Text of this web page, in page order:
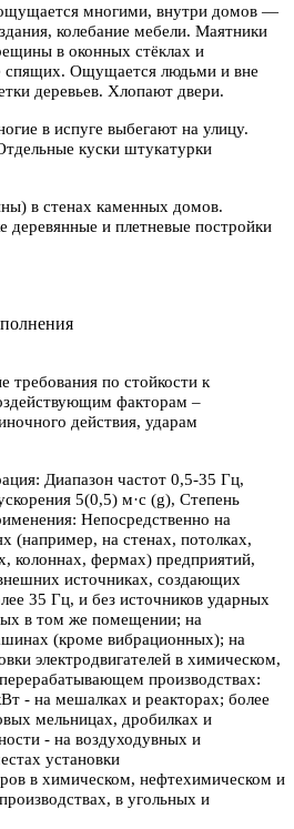
многими, внутри домов —
колебание мебели. Маятники
в оконных стёклах и
спящих. Ощущается людьми и вне
деревьев. Хлопают двери.
в испуге выбегают на улицу.
куски штукатурки
в стенах каменных домов.
деревянные и плетневые постройки
требования по стойкости к
факторам –
действия, ударам
Диапазон частот 0,5-35 Гц,
5(0,5) м·с (g), Степень
Непосредственно на
(например, на стенах, потолках,
колоннах, фермах) предприятий,
источниках, создающих
35 Гц, и без источников ударных
в том же помещении; на
(кроме вибрационных); на
электродвигателей в химическом,
производствах:
- на мешалках и реакторах; более
мельницах, дробилках и
- на воздуходувных и
установки
в химическом, нефтехимическом и
в угольных и